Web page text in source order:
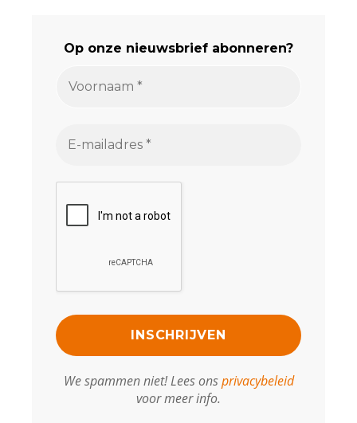
Op onze nieuwsbrief abonneren?
We spammen niet! Lees onsprivacybeleid
voor meer info.